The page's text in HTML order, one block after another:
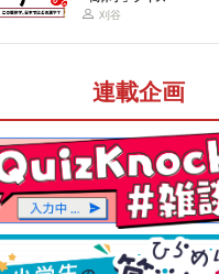
刈谷
連載企画